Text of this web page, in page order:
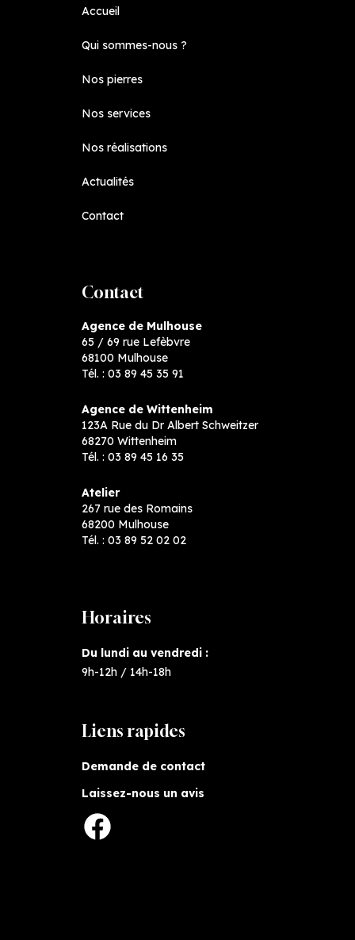
Accueil
Qui sommes-nous ?
Nos pierres
Nos services
Nos réalisations
Actualités
Contact
Contact
Agence de Mulhouse
65 / 69 rue Lefèbvre
68100 Mulhouse
Tél. :03 89 45 35 91
Agence de Wittenheim
123A Rue du Dr Albert Schweitzer
68270 Wittenheim
Tél. :03 89 45 16 35
Atelier
267 rue des Romains
68200 Mulhouse
Tél. :03 89 52 02 02
Horaires
Du lundi au vendredi :
9h-12h / 14h-18h
Liens rapides
Demande de contact
Laissez-nous un avis
Facebook